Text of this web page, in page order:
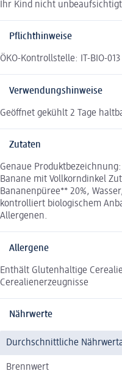
Ihr Kind nicht
Pflichthinweise
ÖKO-Kontrollstelle: IT-BIO-013
Verwendungshinweise
Geöffnet gekühlt 2 Tage
Zutaten
Genaue
Banane mit Vollkorndinkel
Bananenpüree** 20%,
kontrolliert biologischem
Allergenen.
Allergene
Enthält Glutenhaltige
Cerealienerzeugnisse
Nährwerte
Durchschnittliche
Brennwert